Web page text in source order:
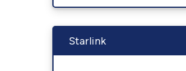
Starlink